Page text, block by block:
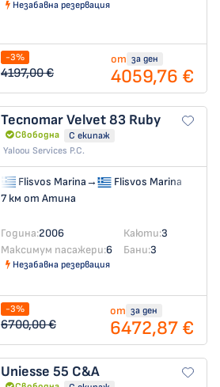
Незабавна резервация
-3%
4197,00 €
от за ден
4059,76 €
Tecnomar Velvet 83 Ruby
Свободна
С екипаж
Yaloou Services P.C.
Flisvos Marina→
Flisvos Marina
7 км от Атина
Година:2006 Каюти:3
Максимум пасажери:6 Бани:3
Незабавна резервация
-3%
6700,00 €
от за ден
6472,87 €
Uniesse 55 C&A